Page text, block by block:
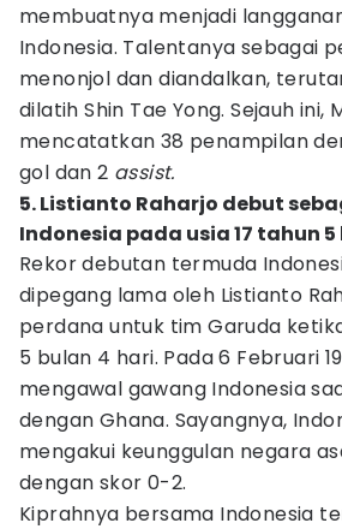
membuatnya menjadi
Indonesia. Talentanya sebagai
menonjol dan diandalkan,
dilatih Shin Tae Yong. Sejauh ini,
mencatatkan 38 penampilan
gol dan 2 assist.
5. Listianto Raharjo debut
Indonesia pada usia 17 tahun
Rekor debutan termuda
dipegang lama oleh Listianto
perdana untuk tim Garuda
5 bulan 4 hari. Pada 6 Februari
mengawal gawang Indonesia
dengan Ghana. Sayangnya,
mengakui keunggulan negara
dengan skor 0-2.
Kiprahnya bersama Indonesia